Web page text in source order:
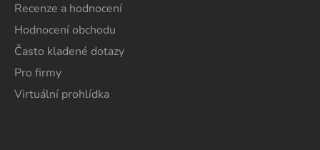
Recenze a hodnocení
Hodnocení obchodu
Často kladené dotazy
Pro firmy
Virtuální prohlídka